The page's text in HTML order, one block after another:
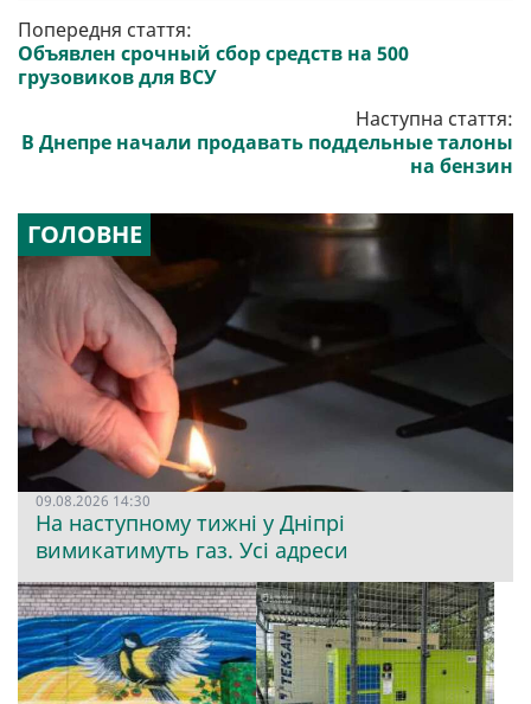
Попередня стаття:
Объявлен срочный сбор средств на 500
грузовиков для ВСУ
Наступна стаття:
В Днепре начали продавать поддельные талоны
на бензин
ГОЛОВНЕ
09.08.2026 14:30
На наступному тижні у Дніпрі
вимикатимуть газ. Усі адреси